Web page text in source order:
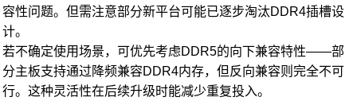
容性问题。但需注意部分新平台可能已逐步淘汰DDR4插槽设
计。
若不确定使用场景，可优先考虑DDR5的向下兼容特性——部
分主板支持通过降频兼容DDR4内存，但反向兼容则完全不可
行。这种灵活性在后续升级时能减少重复投入。